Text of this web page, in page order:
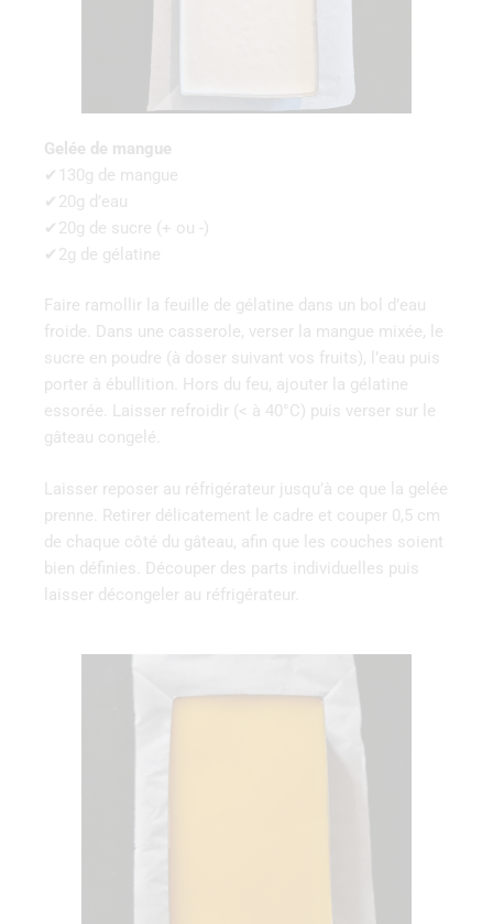
Gelée de mangue
✔130g de mangue
✔20g d’eau
✔20g de sucre (+ ou -)
✔2g de gélatine
Faire ramollir la feuille de gélatine dans un bol d’eau
froide. Dans une casserole, verser la mangue mixée, le
sucre en poudre (à doser suivant vos fruits), l’eau puis
porter à ébullition. Hors du feu, ajouter la gélatine
essorée. Laisser refroidir (< à 40°C) puis verser sur le
gâteau congelé.
Laisser reposer au réfrigérateur jusqu’à ce que la gelée
prenne. Retirer délicatement le cadre et couper 0,5 cm
de chaque côté du gâteau, afin que les couches soient
bien définies. Découper des parts individuelles puis
laisser décongeler au réfrigérateur.